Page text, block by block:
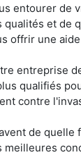
entourer de
qualités et de
offrir une
entreprise
qualifiés
contre
de quelle
meilleures